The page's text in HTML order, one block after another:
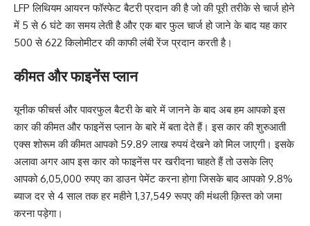
LFP लिथियम आयरन फॉस्फेट बैटरी प्रदान की है जो की पूरी तरीके से चार्ज होने
में 5 से 6 घंटे का समय लेती है और एक बार फुल चार्ज हो जाने के बाद यह कार
500 से 622 किलोमीटर की काफी लंबी रेंज प्रदान करती है।
कीमत और फाइनेंस प्लान
यूनीक फीचर्स और पावरफुल बैटरी के बारे में जानने के बाद अब हम आपको इस
कार की कीमत और फाइनेंस प्लान के बारे में बता देते हैं। इस कार की शुरुआती
एक्स शोरूम की कीमत आपको 59.89 लाख रुपयं देखने को मिल जाएगी। इसके
अलावा अगर आप इस कार को फाइनेंस पर खरीदना चाहते हैं तो उसके लिए
आपको 6,05,000 रुपए का डाउन पेमेंट करना होगा जिसके बाद आपको 9.8%
ब्याज दर से 4 साल तक हर महीने 1,37,549 रूपए की मंथली क़िस्त को जमा
करना पड़ेगा।